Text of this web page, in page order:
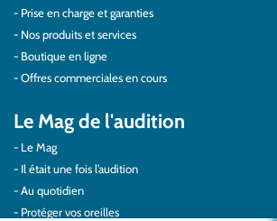
Prise en charge et garanties
Nos produits et services
Boutique en ligne
Offres commerciales en cours
Le Mag de l'audition
Le Mag
Il était une fois l’audition
Au quotidien
Protéger vos oreilles